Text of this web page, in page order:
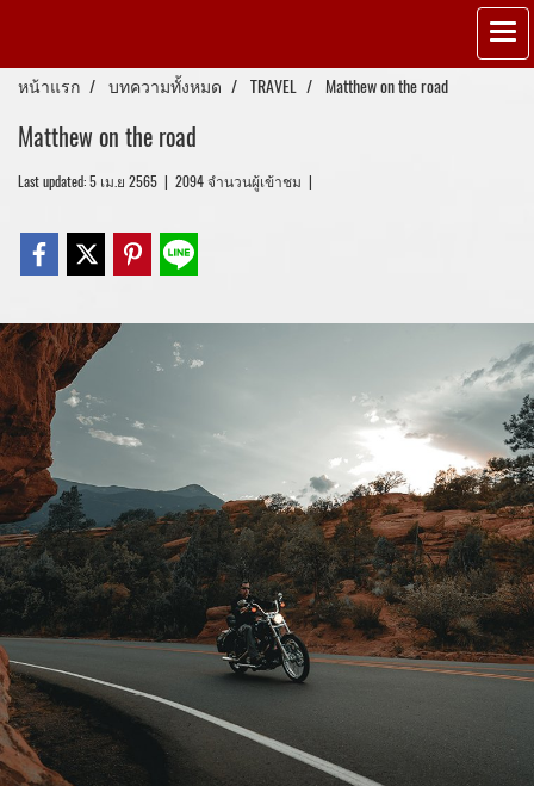
หน้าแรก บทความทั้งหมด TRAVEL Matthew on the road
Matthew on the road
Last updated: 5 เม.ย 2565 | 2094 จำนวนผู้เข้าชม |